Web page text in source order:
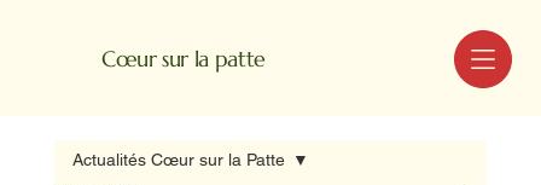
Cœur sur la patte MENU
Actualités Cœur sur la Patte